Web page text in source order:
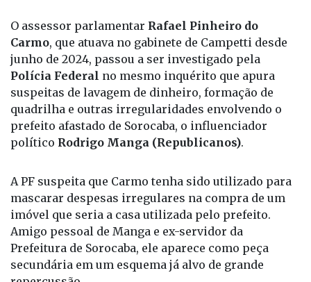
Mas a maré virou.
O assessor parlamentarRafael Pinheiro do
Carmo, que atuava no gabinete de Campetti desde
junho de 2024, passou a ser investigado pela
Polícia Federalno mesmo inquérito que apura
suspeitas de lavagem de dinheiro, formação de
quadrilha e outras irregularidades envolvendo o
políticoRodrigo Manga (Republicanos).
A PF suspeita que Carmo tenha sido utilizado para
mascarar despesas irregulares na compra de um
imóvel que seria a casa utilizada pelo prefeito.
Amigo pessoal de Manga e ex-servidor da